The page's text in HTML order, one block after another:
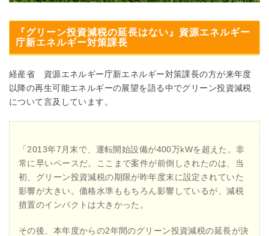
『グリーン投資減税の延長はない』資源エネルギー
庁新エネルギー対策課長
経産省 資源エネルギー庁新エネルギー対策課長の方が来年度
以降の再生可能エネルギーの展望を語る中でグリーン投資減税
について言及しています。
「2013年7月末で、運転開始設備が400万kWを超えた。非
常に早いペースだ。ここまで案件が前倒しされたのは、当
初、グリーン投資減税の期限が昨年度末に設定されていた
影響が大きい。価格水準ももちろん影響しているが、減税
措置のインパクトは大きかった。
その後、本年度からの2年間のグリーン投資減税の延長が決